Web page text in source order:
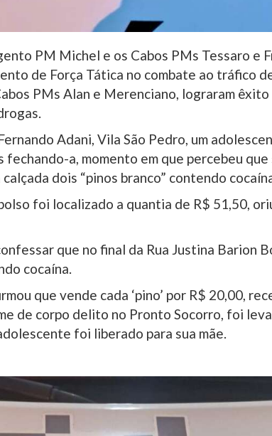
PM Michel e os Cabos PMs Tessaro e
de Força Tática no combate ao tráfico
PMs Alan e Merenciano, lograram êxito
Adani, Vila São Pedro, um
fechando-a, momento em que percebeu
dois “pinos branco” contendo
foi localizado a quantia de R$ 51,50,
que no final da Rua Justina Barion
cocaína.
que vende cada ‘pino’ por R$ 20,00,
de corpo delito no Pronto Socorro, foi
foi liberado para sua mãe.